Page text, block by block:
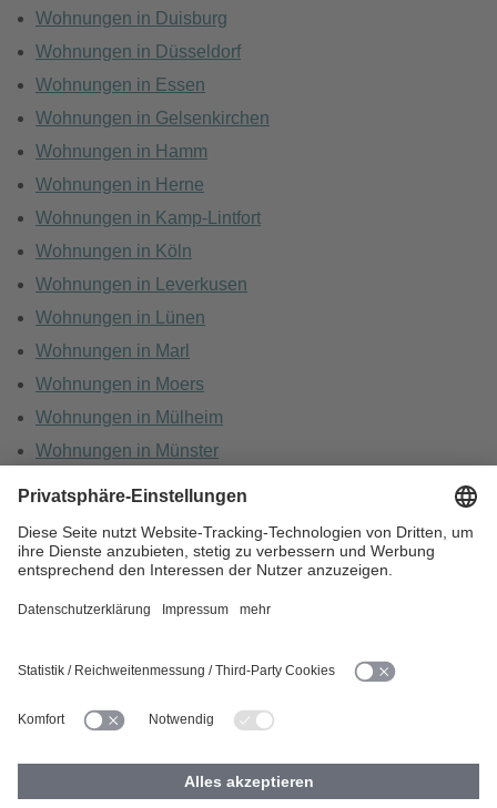
Wohnungen in Duisburg
Wohnungen in Düsseldorf
Wohnungen in Essen
Wohnungen in Gelsenkirchen
Wohnungen in Hamm
Wohnungen in Herne
Wohnungen in Kamp-Lintfort
Wohnungen in Köln
Wohnungen in Leverkusen
Wohnungen in Lünen
Wohnungen in Marl
Wohnungen in Moers
Wohnungen in Mülheim
Wohnungen in Münster
HOME KARRIERE
BARRIEREFREIHEIT IMPRESSUM
COOKIES